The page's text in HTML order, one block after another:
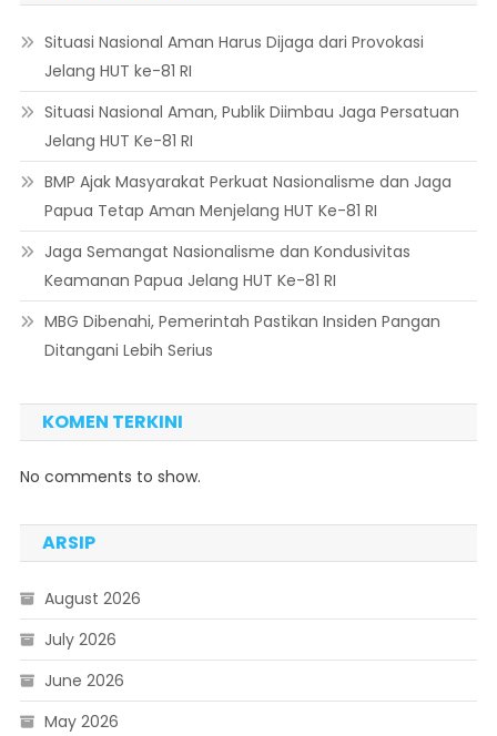
Situasi Nasional Aman Harus Dijaga dari Provokasi
Jelang HUT ke-81 RI
Situasi Nasional Aman, Publik Diimbau Jaga Persatuan
Jelang HUT Ke-81 RI
BMP Ajak Masyarakat Perkuat Nasionalisme dan Jaga
Papua Tetap Aman Menjelang HUT Ke-81 RI
Jaga Semangat Nasionalisme dan Kondusivitas
Keamanan Papua Jelang HUT Ke-81 RI
MBG Dibenahi, Pemerintah Pastikan Insiden Pangan
Ditangani Lebih Serius
KOMEN TERKINI
No comments to show.
ARSIP
August 2026
July 2026
June 2026
May 2026